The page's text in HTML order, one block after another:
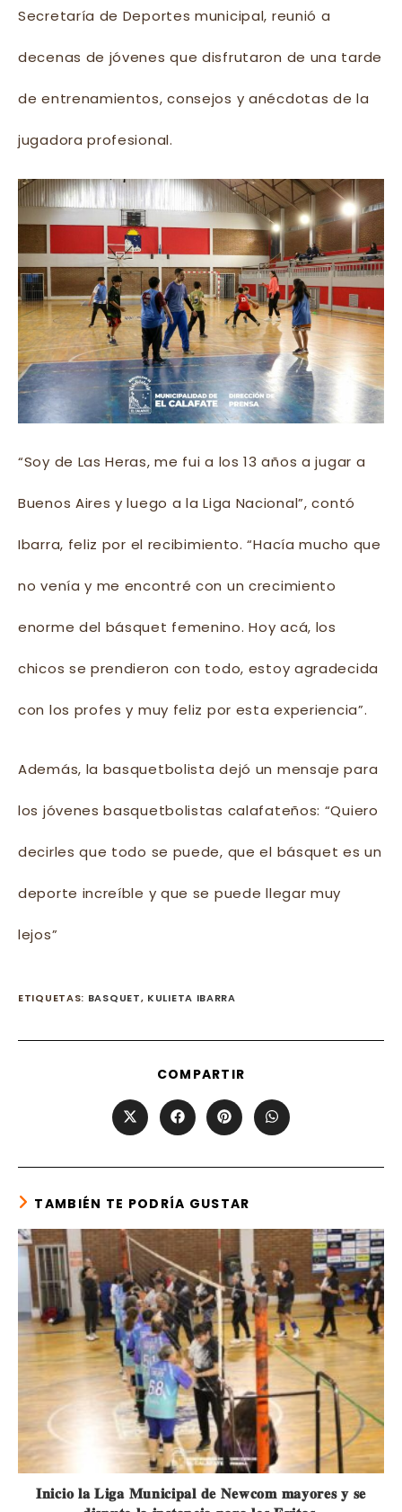
Secretaría de Deportes municipal, reunió a
decenas de jóvenes que disfrutaron de una tarde
de entrenamientos, consejos y anécdotas de la
jugadora profesional.
“Soy de Las Heras, me fui a los 13 años a jugar a
Buenos Aires y luego a la Liga Nacional”, contó
Ibarra, feliz por el recibimiento. “Hacía mucho que
no venía y me encontré con un crecimiento
enorme del básquet femenino. Hoy acá, los
chicos se prendieron con todo, estoy agradecida
con los profes y muy feliz por esta experiencia”.
Además, la basquetbolista dejó un mensaje para
los jóvenes basquetbolistas calafateños: “Quiero
decirles que todo se puede, que el básquet es un
deporte increíble y que se puede llegar muy
lejos”
ETIQUETAS: BASQUET, KULIETA IBARRA
COMPARTIR
CONTENT
Opens
in
window
Opens
in
window
Opens
in
window
Opens
in
window
TAMBIÉN TE PODRÍA GUSTAR
𝐈𝐧𝐢𝐜𝐢𝐨 𝐥𝐚 𝐋𝐢𝐠𝐚 𝐌𝐮𝐧𝐢𝐜𝐢𝐩𝐚𝐥 𝐝𝐞 𝐍𝐞𝐰𝐜𝐨𝐦 𝐦𝐚𝐲𝐨𝐫𝐞𝐬 𝐲 𝐬𝐞